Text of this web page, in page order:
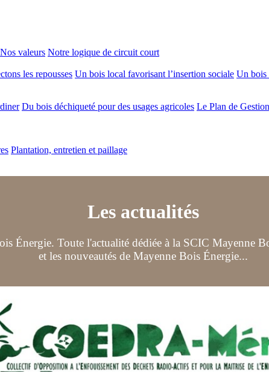
Nos valeurs Notre logique de circuit court
les repousses Un bois local favorisant l’insertion sociale Un bois
Du bois déchiqueté pour des usages agricoles Le Plan de
Plantation, entretien et paillage
Les actualités
Énergie. Toute l'actualité dédiée à la SCIC Mayenne
et les nouveautés de Mayenne Bois Énergie...